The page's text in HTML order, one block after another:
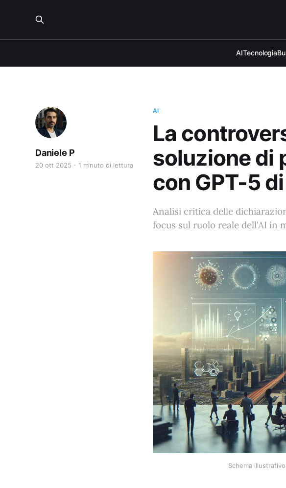
AITecnologia
AI
La
soluzione di
con GPT-5
Analisi critica delle
focus sul ruolo reale dell'AI in
Daniele P
20 ott 2025 1 minuto di lettura
Schema